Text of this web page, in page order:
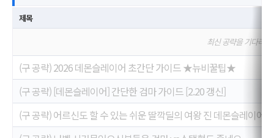
제목
최신 공략을 기다리고
(구 공략) 2026 데몬슬레이어 초간단 가이드 ★뉴비꿀팁★
(구 공략) [데몬슬레이어] 간단한 검마 가이드 [2.20 갱신]
(구 공략) 어르신도 할 수 있는 쉬운 딸깍딜의 여왕 진 데몬슬레이어